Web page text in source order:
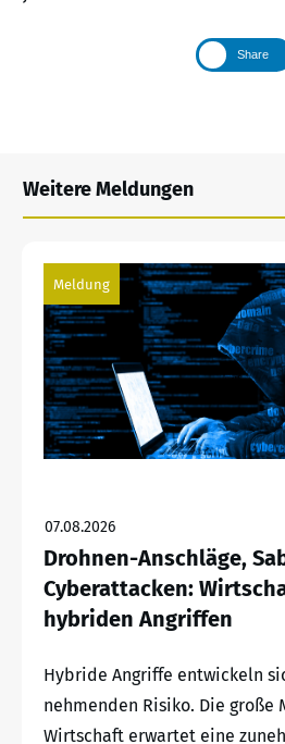
Share
Weitere Meldungen
Meldung
07.08.2026
Drohnen-Anschläge,
Cyberattacken:
hybriden Angriffen
Hybride Angriffe entwickeln
nehmenden Risiko. Die große
Wirtschaft erwartet eine